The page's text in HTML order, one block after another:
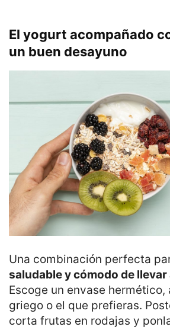
El yogurt acompañado
un buen desayuno
Una combinación perfecta
saludable y cómodo de llevar
Escoge un envase
griego o el que prefieras.
corta frutas en rodajas y